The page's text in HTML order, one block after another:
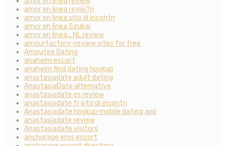
amor en linea revisi?n
amor en linea sito di incontri
amor en linea Szukaj
amor en linea_NL review
amourfactory-review sites for free
Amputee Dating
anaheim escort
anaheim find dating hookup
anastasiadate adult dating
AnastasiaDate alternative
anastasiadate es review
anastasiadate fr sito di incontri
Anastasiadate hookup mobile dating app
anastasiadate review
Anastasiadate visitors
anchorage eros escort